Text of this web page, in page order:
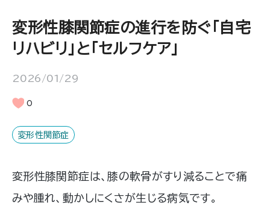
変形性膝関節症の進行を防ぐ「自宅
リハビリ」と「セルフケア」
2026/01/29
0
変形性関節症
変形性膝関節症は、膝の軟骨がすり減ることで痛
みや腫れ、動かしにくさが生じる病気です。